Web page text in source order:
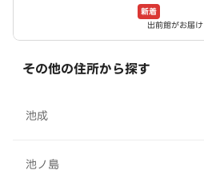
新着
出前館がお届け
その他の住所から探す
池成
池ノ島